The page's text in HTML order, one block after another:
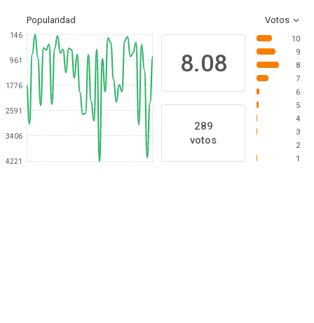
Popularidad Votos
146
961
1776
2591
3406
4221
8.08
289
votos
10
9
8
7
6
5
4
3
2
1